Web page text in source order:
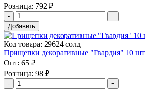
Розница: 792 ₽
Добавить
Код товара: 29624 солд
Прищепки декоративные "Гвардия" 10 шт
Опт: 65 ₽
Розница: 98 ₽